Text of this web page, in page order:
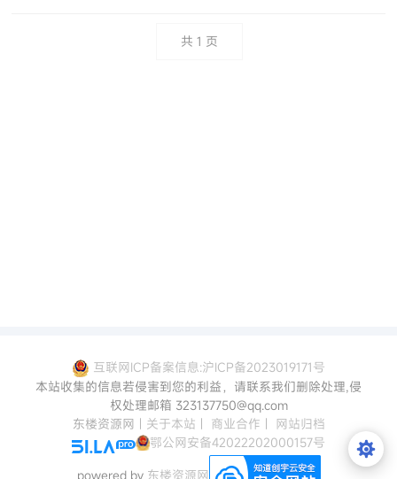
共 1 页
互联网ICP备案信息:沪ICP备2023019171号
本站收集的信息若侵害到您的利益，请联系我们删除处理,侵
权处理邮箱 323137750@qq.com
东楼资源网 | 关于本站 | 商业合作 | 网站归档
鄂公网安备42022202000157号
powered by 东楼资源网